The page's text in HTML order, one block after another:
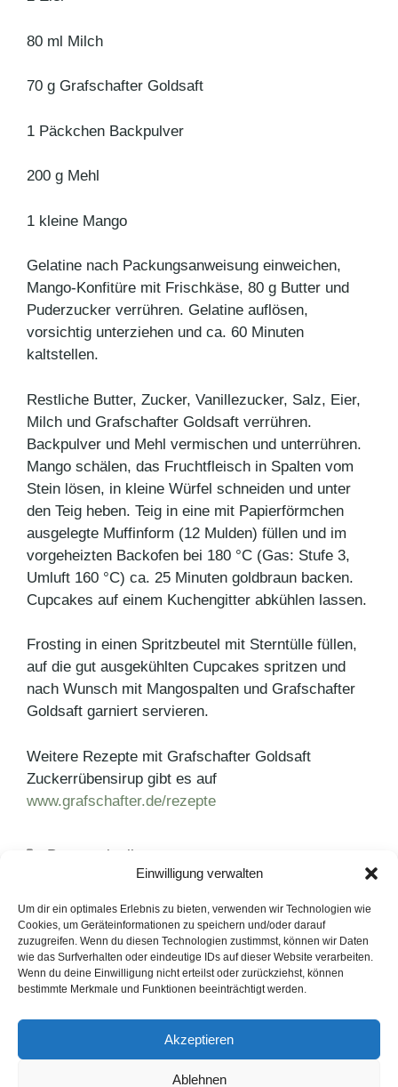
Einwilligung verwalten
Um dir ein optimales Erlebnis zu bieten, verwenden wir Technologien wie
Cookies, um Geräteinformationen zu speichern und/oder darauf
zuzugreifen. Wenn du diesen Technologien zustimmst, können wir Daten
wie das Surfverhalten oder eindeutige IDs auf dieser Website verarbeiten.
Wenn du deine Einwilligung nicht erteilst oder zurückziehst, können
bestimmte Merkmale und Funktionen beeinträchtigt werden.
Akzeptieren
Ablehnen
80 ml Milch
70 g Grafschafter Goldsaft
1 Päckchen Backpulver
200 g Mehl
1 kleine Mango
Gelatine nach Packungsanweisung einweichen,
Mango-Konfitüre mit Frischkäse, 80 g Butter und
Puderzucker verrühren. Gelatine auflösen,
vorsichtig unterziehen und ca. 60 Minuten
kaltstellen.
Restliche Butter, Zucker, Vanillezucker, Salz, Eier,
Milch und Grafschafter Goldsaft verrühren.
Backpulver und Mehl vermischen und unterrühren.
Mango schälen, das Fruchtfleisch in Spalten vom
Stein lösen, in kleine Würfel schneiden und unter
den Teig heben. Teig in eine mit Papierförmchen
ausgelegte Muffinform (12 Mulden) füllen und im
vorgeheizten Backofen bei 180 °C (Gas: Stufe 3,
Umluft 160 °C) ca. 25 Minuten goldbraun backen.
Cupcakes auf einem Kuchengitter abkühlen lassen.
Frosting in einen Spritzbeutel mit Sterntülle füllen,
auf die gut ausgekühlten Cupcakes spritzen und
nach Wunsch mit Mangospalten und Grafschafter
Goldsaft garniert servieren.
Weitere Rezepte mit Grafschafter Goldsaft
Zuckerrübensirup gibt es auf
www.grafschafter.de/rezepte
Kategorien
Pressemitteilungen
Dessert,Grafschafter,Grafschafter
Goldsaft,Grafschafter Krautfabrik
Workout mit Fabian Hambüchen
Erfolgsformel eines Olympiasiegers